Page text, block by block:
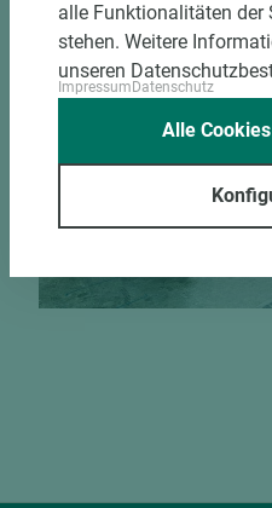
Jetzt
alle Funktionalitäten der
stehen. Weitere
unseren
ImpressumDatenschutz
Alle